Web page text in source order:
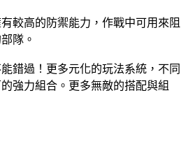
較高的防禦能力，作戰中可用來阻
隊。
錯過！更多元化的玩法系統，不同
強力組合。更多無敵的搭配與組